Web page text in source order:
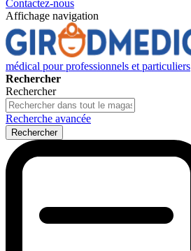
Contactez-nous
Affichage navigation
médical pour professionnels et particuliers
Rechercher
Rechercher
Recherche avancée
Rechercher